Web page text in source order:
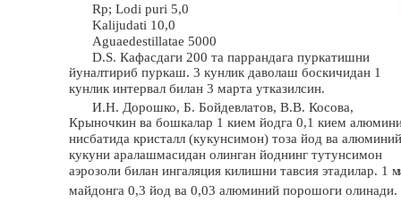
Rp; Lodi puri 5,0
Kalijudati 10,0
Aguaedestillatae 5000
D.S. Кафасдаги 200 та паррандага пуркатишни
йуналтириб пуркаш. 3 кунлик даволаш боскичидан 1
кунлик интервал билан 3 марта утказилсин.
И.Н. Дорошко, Б. Бойдевлатов, В.В. Косова,
Крыночкин ва бошкалар 1 кием йодга 0,1 кием
нисбатида кристалл (кукунсимон) тоза йод ва алюминий
кукуни аралашмасидан олинган йоднинг тутунсимон
аэрозоли билан ингаляция килишни тавсия этадилар. 1 м
3
майдонга 0,3 йод ва 0,03 алюминий порошоги олинади.